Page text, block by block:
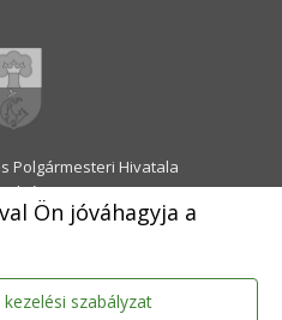
Ön jóváhagyja a
szabályzat
Polgármesteri Hivatala
Alsó utca 1.
Érd, Pf.: 31
06-23-522-300
06-23-522-301